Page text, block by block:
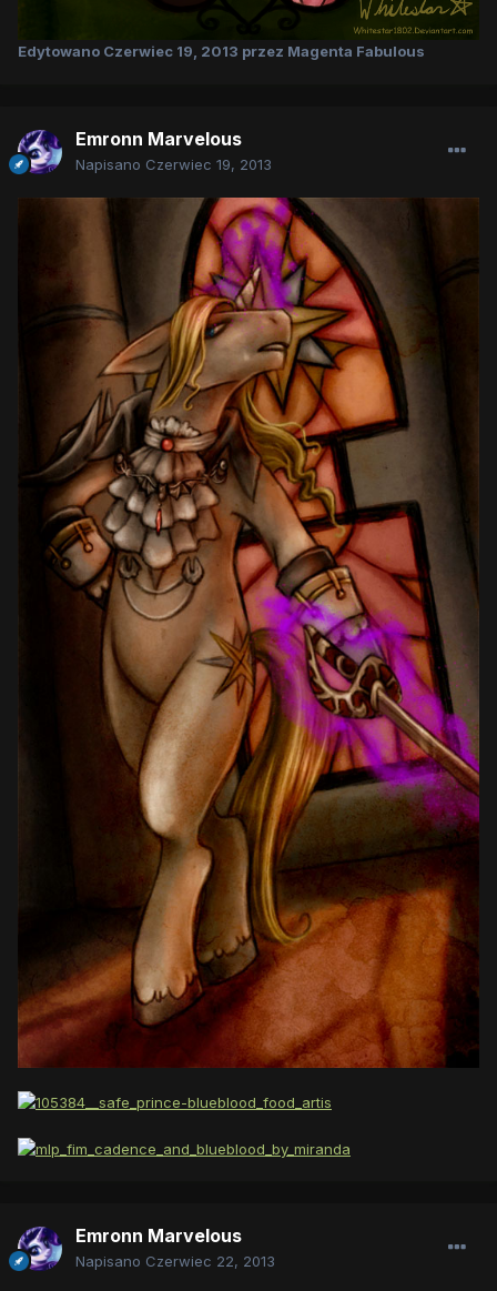
Edytowano Czerwiec 19, 2013 przez Magenta Fabulous
Emronn Marvelous
Napisano Czerwiec 19, 2013
Emronn Marvelous
Napisano Czerwiec 22, 2013